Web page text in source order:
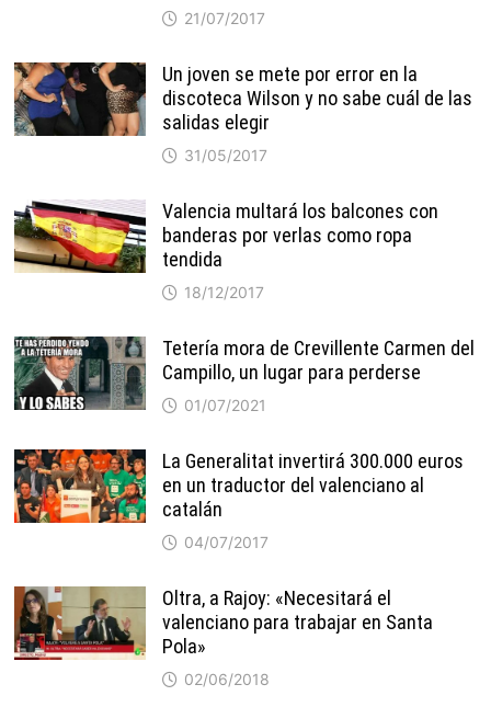
21/07/2017
Un joven se mete por error en la
discoteca Wilson y no sabe cuál de las
salidas elegir
31/05/2017
Valencia multará los balcones con
banderas por verlas como ropa
tendida
18/12/2017
Tetería mora de Crevillente Carmen del
Campillo, un lugar para perderse
01/07/2021
La Generalitat invertirá 300.000 euros
en un traductor del valenciano al
catalán
04/07/2017
Oltra, a Rajoy: «Necesitará el
valenciano para trabajar en Santa
Pola»
02/06/2018